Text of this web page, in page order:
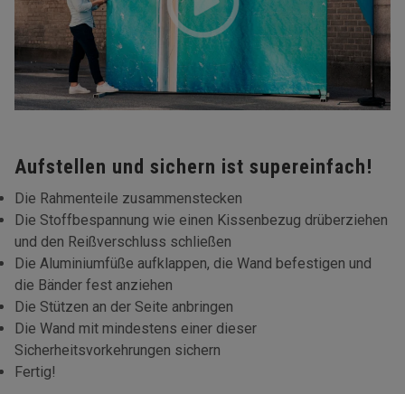
Aufstellen und sichern ist supereinfach!
Die Rahmenteile zusammenstecken
Die Stoffbespannung wie einen Kissenbezug drüberziehen
und den Reißverschluss schließen
Die Aluminiumfüße aufklappen, die Wand befestigen und
die Bänder fest anziehen
Die Stützen an der Seite anbringen
Die Wand mit mindestens einer dieser
Sicherheitsvorkehrungen sichern
Fertig!